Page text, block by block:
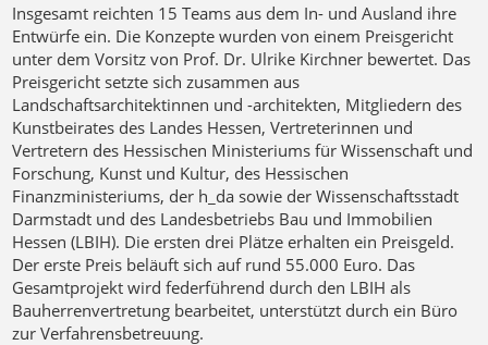
Insgesamt reichten 15 Teams aus dem In- und Ausland ihre
Entwürfe ein. Die Konzepte wurden von einem Preisgericht
unter dem Vorsitz von Prof. Dr. Ulrike Kirchner bewertet. Das
Preisgericht setzte sich zusammen aus
Landschaftsarchitektinnen und -architekten, Mitgliedern des
Kunstbeirates des Landes Hessen, Vertreterinnen und
Vertretern des Hessischen Ministeriums für Wissenschaft und
Forschung, Kunst und Kultur, des Hessischen
Finanzministeriums, der h_da sowie der Wissenschaftsstadt
Darmstadt und des Landesbetriebs Bau und Immobilien
Hessen (LBIH). Die ersten drei Plätze erhalten ein Preisgeld.
Der erste Preis beläuft sich auf rund 55.000 Euro. Das
Gesamtprojekt wird federführend durch den LBIH als
Bauherrenvertretung bearbeitet, unterstützt durch ein Büro
zur Verfahrensbetreuung.